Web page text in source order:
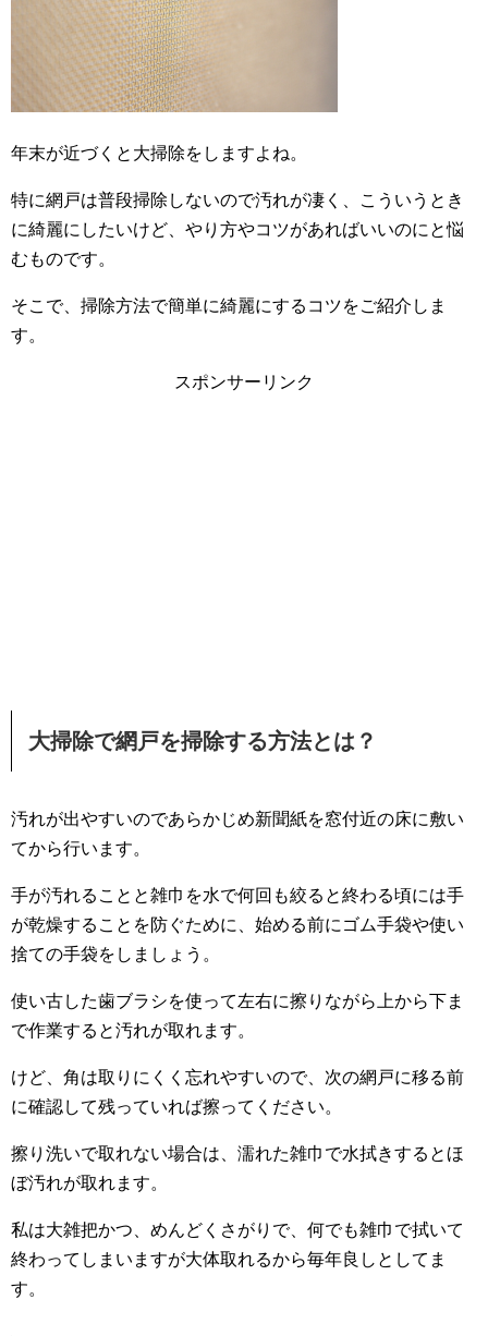
年末が近づくと大掃除をしますよね。
特に網戸は普段掃除しないので汚れが凄く、こういうとき
に綺麗にしたいけど、やり方やコツがあればいいのにと悩
むものです。
そこで、掃除方法で簡単に綺麗にするコツをご紹介しま
す。
スポンサーリンク
大掃除で網戸を掃除する方法とは？
汚れが出やすいのであらかじめ新聞紙を窓付近の床に敷い
てから行います。
手が汚れることと雑巾を水で何回も絞ると終わる頃には手
が乾燥することを防ぐために、始める前にゴム手袋や使い
捨ての手袋をしましょう。
使い古した歯ブラシを使って左右に擦りながら上から下ま
で作業すると汚れが取れます。
けど、角は取りにくく忘れやすいので、次の網戸に移る前
に確認して残っていれば擦ってください。
擦り洗いで取れない場合は、濡れた雑巾で水拭きするとほ
ぼ汚れが取れます。
私は大雑把かつ、めんどくさがりで、何でも雑巾で拭いて
終わってしまいますが大体取れるから毎年良しとしてま
す。